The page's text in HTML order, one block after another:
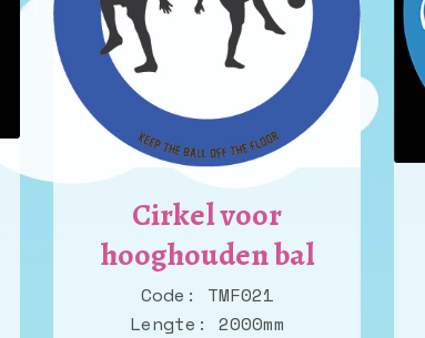
Cirkel voor
hooghouden bal
Code: TMF021
Lengte: 2000mm